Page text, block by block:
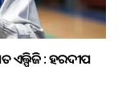
ଏଲ୍ପିଜି : ହରଦୀପ